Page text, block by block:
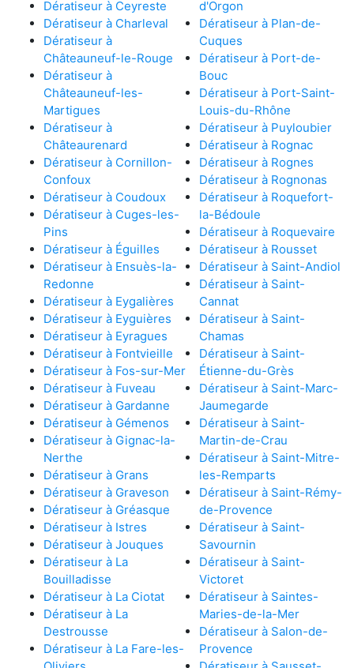
Dératiseur à Ceyreste
Dératiseur à Charleval
Dératiseur à
Châteauneuf-le-Rouge
Dératiseur à
Châteauneuf-les-
Martigues
Dératiseur à
Châteaurenard
Dératiseur à Cornillon-
Confoux
Dératiseur à Coudoux
Dératiseur à Cuges-les-
Pins
Dératiseur à Éguilles
Dératiseur à Ensuès-la-
Redonne
Dératiseur à Eygalières
Dératiseur à Eyguières
Dératiseur à Eyragues
Dératiseur à Fontvieille
Dératiseur à Fos-sur-Mer
Dératiseur à Fuveau
Dératiseur à Gardanne
Dératiseur à Gémenos
Dératiseur à Gignac-la-
Nerthe
Dératiseur à Grans
Dératiseur à Graveson
Dératiseur à Gréasque
Dératiseur à Istres
Dératiseur à Jouques
Dératiseur à La
Bouilladisse
Dératiseur à La Ciotat
Dératiseur à La
Destrousse
Dératiseur à La Fare-les-
d'Orgon
Dératiseur à Plan-de-
Cuques
Dératiseur à Port-de-
Bouc
Dératiseur à Port-Saint-
Louis-du-Rhône
Dératiseur à Puyloubier
Dératiseur à Rognac
Dératiseur à Rognes
Dératiseur à Rognonas
Dératiseur à Roquefort-
la-Bédoule
Dératiseur à Roquevaire
Dératiseur à Rousset
Dératiseur à Saint-Andiol
Dératiseur à Saint-
Cannat
Dératiseur à Saint-
Chamas
Dératiseur à Saint-
Étienne-du-Grès
Dératiseur à Saint-Marc-
Jaumegarde
Dératiseur à Saint-
Martin-de-Crau
Dératiseur à Saint-Mitre-
les-Remparts
Dératiseur à Saint-Rémy-
de-Provence
Dératiseur à Saint-
Savournin
Dératiseur à Saint-
Victoret
Dératiseur à Saintes-
Maries-de-la-Mer
Dératiseur à Salon-de-
Provence